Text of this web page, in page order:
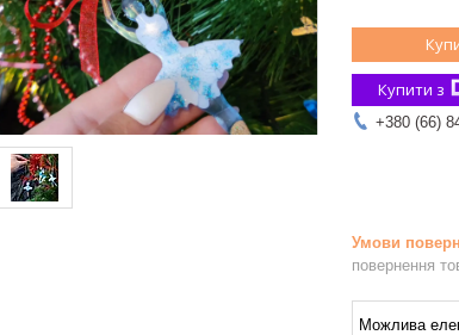
Купити з
+380 (66)
повернення